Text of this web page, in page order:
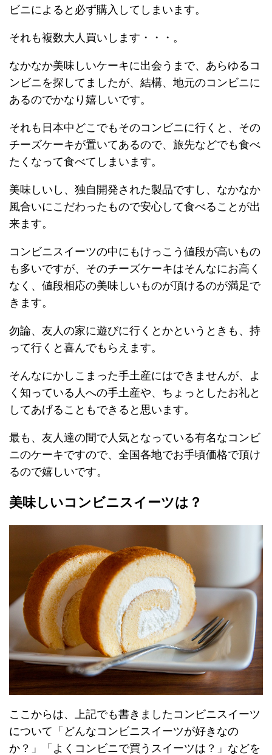
ビニによると必ず購入してしまいます。
それも複数大人買いします・・・。
なかなか美味しいケーキに出会うまで、あらゆるコ
ンビニを探してましたが、結構、地元のコンビニに
あるのでかなり嬉しいです。
それも日本中どこでもそのコンビニに行くと、その
チーズケーキが置いてあるので、旅先などでも食べ
たくなって食べてしまいます。
美味しいし、独自開発された製品ですし、なかなか
風合いにこだわったもので安心して食べることが出
来ます。
コンビニスイーツの中にもけっこう値段が高いもの
も多いですが、そのチーズケーキはそんなにお高く
なく、値段相応の美味しいものが頂けるのが満足で
きます。
勿論、友人の家に遊びに行くとかというときも、持
って行くと喜んでもらえます。
そんなにかしこまった手土産にはできませんが、よ
く知っている人への手土産や、ちょっとしたお礼と
してあげることもできると思います。
最も、友人達の間で人気となっている有名なコンビ
ニのケーキですので、全国各地でお手頃価格で頂け
るので嬉しいです。
美味しいコンビニスイーツは？
ここからは、上記でも書きましたコンビニスイーツ
について「どんなコンビニスイーツが好きなの
か？」「よくコンビニで買うスイーツは？」などを